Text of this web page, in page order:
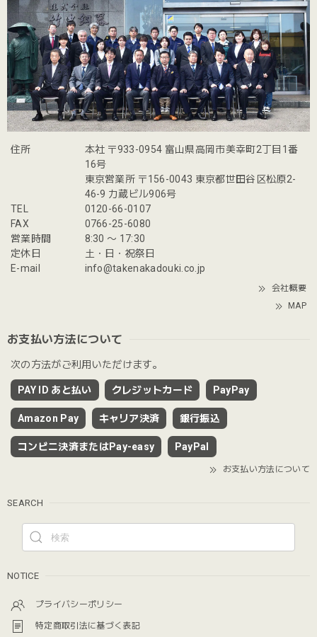
住所
本社 〒933-0954 富山県高岡市美幸町2丁目1番
16号
東京営業所 〒156-0043 東京都世田谷区松原2-
46-9 力蔵ビル906号
TEL
0120-66-0107
FAX
0766-25-6080
営業時間
8:30 〜 17:30
定休日
土・日・祝祭日
E-mail
info@takenakadouki.co.jp
会社概要
MAP
お支払い方法について
次の方法がご利用いただけます。
PAY ID あと払い クレジットカード PayPay
Amazon Pay キャリア決済 銀行振込
コンビニ決済またはPay-easy PayPal
お支払い方法について
SEARCH
NOTICE
プライバシーポリシー
特定商取引法に基づく表記